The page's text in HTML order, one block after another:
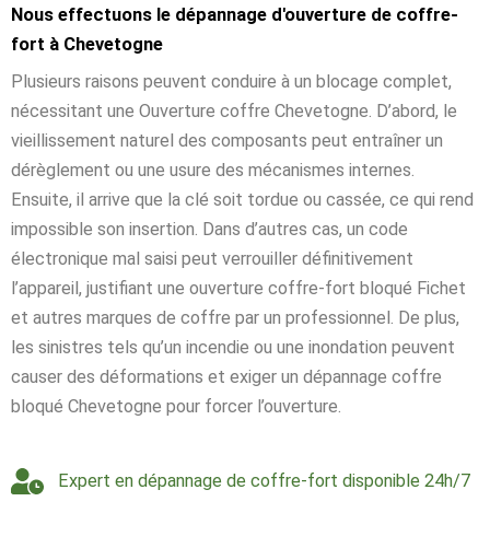
Nous effectuons le dépannage d'ouverture de coffre-
fort à Chevetogne
Plusieurs raisons peuvent conduire à un blocage complet,
nécessitant une Ouverture coffre Chevetogne. D’abord, le
vieillissement naturel des composants peut entraîner un
dérèglement ou une usure des mécanismes internes.
Ensuite, il arrive que la clé soit tordue ou cassée, ce qui rend
impossible son insertion. Dans d’autres cas, un code
électronique mal saisi peut verrouiller définitivement
l’appareil, justifiant une ouverture coffre-fort bloqué Fichet
et autres marques de coffre par un professionnel. De plus,
les sinistres tels qu’un incendie ou une inondation peuvent
causer des déformations et exiger un dépannage coffre
bloqué Chevetogne pour forcer l’ouverture.
Expert en dépannage de coffre-fort disponible 24h/7